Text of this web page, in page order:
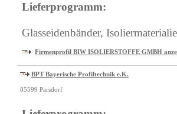
Lieferprogramm:
Glasseidenbänder,
Firmenprofil BIW ISOLIERSTOFFE GMBH
BPT Bayerische Profiltechnik e.K.
85599 Parsdorf